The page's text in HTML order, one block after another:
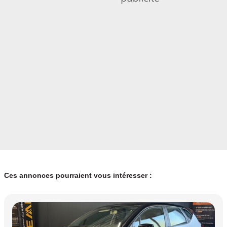
Ces annonces pourraient vous intéresser :